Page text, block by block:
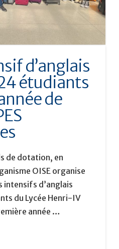
d’anglais
étudiants
de
de dotation, en
OISE organise
intensifs d’anglais
du Lycée Henri-IV
année …